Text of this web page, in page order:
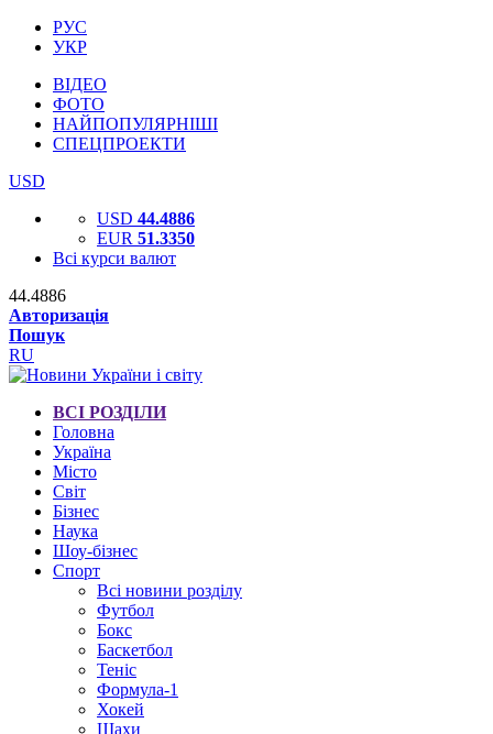
РУС
УКР
ВІДЕО
ФОТО
НАЙПОПУЛЯРНІШІ
СПЕЦПРОЕКТИ
USD
USD 44.4886
EUR 51.3350
Всі курси валют
44.4886
Авторизація
Пошук
RU
ВСІ РОЗДІЛИ
Головна
Україна
Місто
Світ
Бізнес
Наука
Шоу-бізнес
Спорт
Всі новини розділу
Футбол
Бокс
Баскетбол
Теніс
Формула-1
Хокей
Шахи